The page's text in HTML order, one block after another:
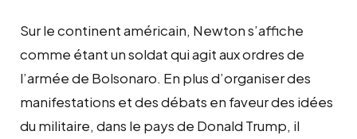
Sur le continent américain, Newton s’affiche
comme étant un soldat qui agit aux ordres de
l’armée de Bolsonaro. En plus d’organiser des
manifestations et des débats en faveur des idées
du militaire, dans le pays de Donald Trump, il